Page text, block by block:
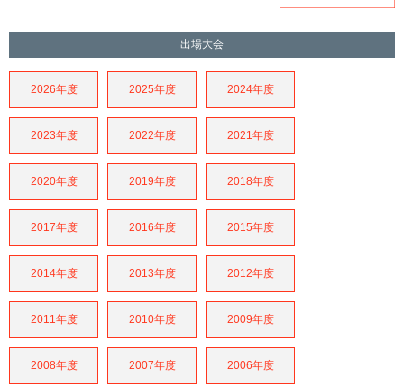
出場大会
2026年度 2025年度 2024年度
2023年度 2022年度 2021年度
2020年度 2019年度 2018年度
2017年度 2016年度 2015年度
2014年度 2013年度 2012年度
2011年度 2010年度 2009年度
2008年度 2007年度 2006年度